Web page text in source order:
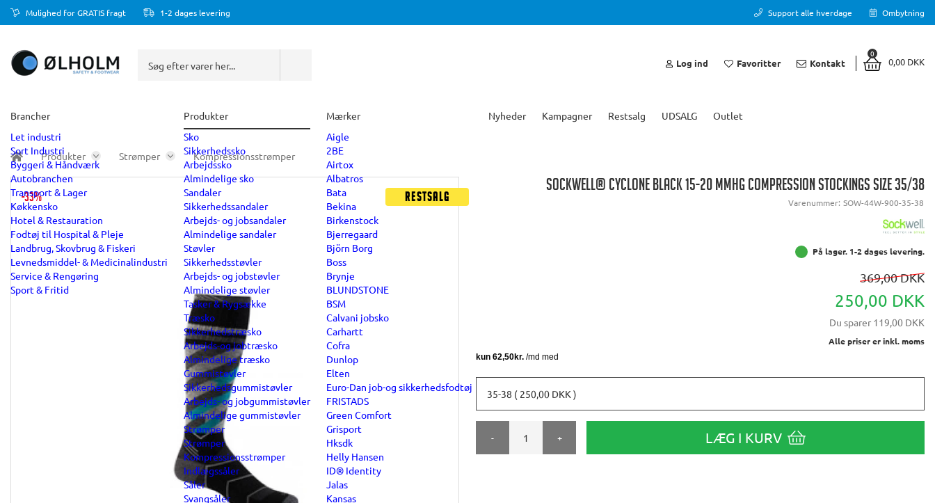
Mulighed for GRATIS fragt 1-2 dages levering Support alle hverdage Ombytning
Log ind Favoritter Kontakt
0
0,00 DKK
Brancher
Let industri
Sort Industri
Byggeri & Håndværk
Autobranchen
Transport & Lager
Køkkensko
Hotel & Restauration
Fodtøj til Hospital & Pleje
Landbrug, Skovbrug & Fiskeri
Levnedsmiddel- & Medicinalindustri
Service & Rengøring
Sport & Fritid
Produkter
Sko
Sikkerhedssko
Arbejdssko
Almindelige sko
Sandaler
Sikkerhedssandaler
Arbejds- og jobsandaler
Almindelige sandaler
Støvler
Sikkerhedsstøvler
Arbejds- og jobstøvler
Almindelige støvler
Tasker & Rygsække
Træsko
Sikkerhedstræsko
Arbejds-og jobtræsko
Almindelige træsko
Gummistøvler
Sikkerhedsgummistøvler
Arbejds- og jobgummistøvler
Almindelige gummistøvler
Strømper
Strømper
Kompressionsstrømper
Indlægssåler
Såler
Svangsåler
Mærker
Aigle
2BE
Airtox
Albatros
Bata
Bekina
Birkenstock
Bjerregaard
Björn Borg
Boss
Brynje
BLUNDSTONE
BSM
Calvani jobsko
Carhartt
Cofra
Dunlop
Elten
Euro-Dan job-og sikkerhedsfodtøj
FRISTADS
Green Comfort
Grisport
Hksdk
Helly Hansen
ID® Identity
Jalas
Kansas
Nyheder Kampagner Restsalg UDSALG Outlet
Produkter Strømper Kompressionsstrømper
-33% Restsalg
SOCKWELL® CYCLONE BLACK 15-20 MMHG COMPRESSION STOCKINGS SIZE 35/38
Varenummer: SOW-44W-900-35-38
På lager. 1-2 dages levering.
369,00 DKK
250,00 DKK
Du sparer 119,00 DKK
Alle priser er inkl. moms
35-38 ( 250,00 DKK )
- + LÆG I KURV